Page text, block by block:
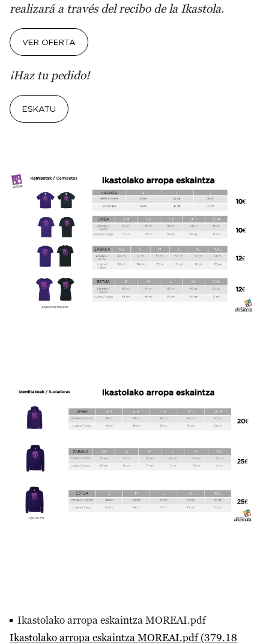
realizará a través del recibo de la Ikastola.
VER OFERTA
¡Haz tu pedido!
ESKATU
Irudia
Irudia
Ikastolako arropa eskaintza MOREAI.pdf
Ikastolako arropa eskaintza MOREAI.pdf (379.18